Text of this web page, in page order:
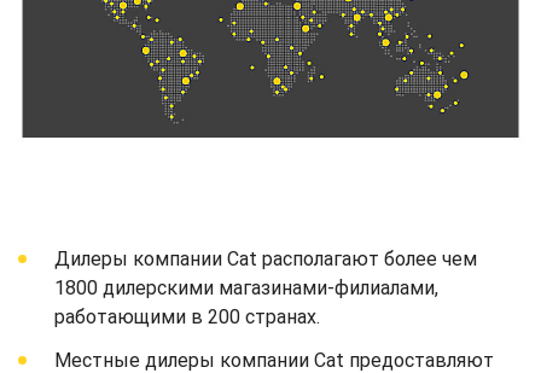
Дилеры компании Cat располагают более чем
1800 дилерскими магазинами-филиалами,
работающими в 200 странах.
Местные дилеры компании Cat предоставляют